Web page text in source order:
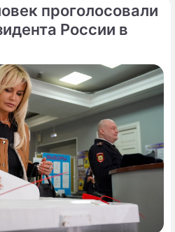
проголосовали
России в